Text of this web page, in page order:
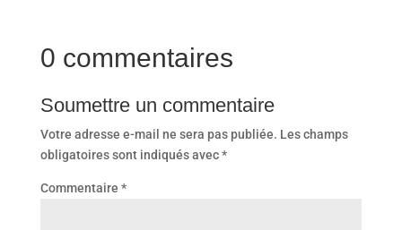
0 commentaires
Soumettre un commentaire
Votre adresse e-mail ne sera pas publiée. Les champs
obligatoires sont indiqués avec*
Commentaire *